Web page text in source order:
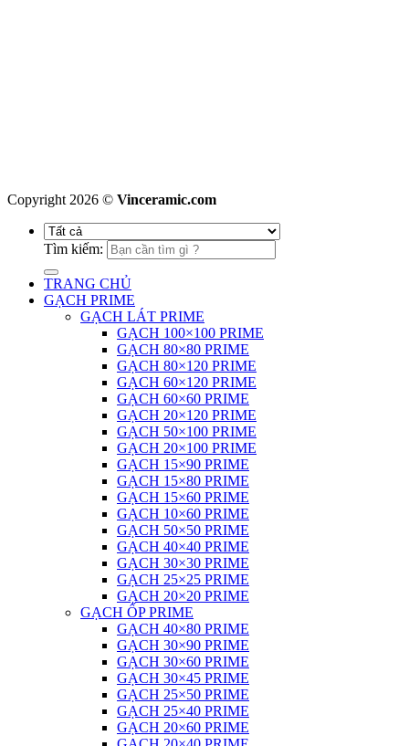
Copyright 2026 © Vinceramic.com
Tìm kiếm:
TRANG CHỦ
GẠCH PRIME
GẠCH LÁT PRIME
GẠCH 100×100 PRIME
GẠCH 80×80 PRIME
GẠCH 80×120 PRIME
GẠCH 60×120 PRIME
GẠCH 60×60 PRIME
GẠCH 20×120 PRIME
GẠCH 50×100 PRIME
GẠCH 20×100 PRIME
GẠCH 15×90 PRIME
GẠCH 15×80 PRIME
GẠCH 15×60 PRIME
GẠCH 10×60 PRIME
GẠCH 50×50 PRIME
GẠCH 40×40 PRIME
GẠCH 30×30 PRIME
GẠCH 25×25 PRIME
GẠCH 20×20 PRIME
GẠCH ỐP PRIME
GẠCH 40×80 PRIME
GẠCH 30×90 PRIME
GẠCH 30×60 PRIME
GẠCH 30×45 PRIME
GẠCH 25×50 PRIME
GẠCH 25×40 PRIME
GẠCH 20×60 PRIME